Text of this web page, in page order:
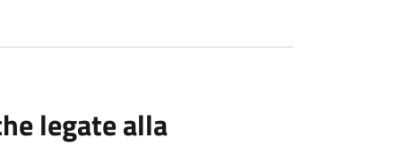
legate alla